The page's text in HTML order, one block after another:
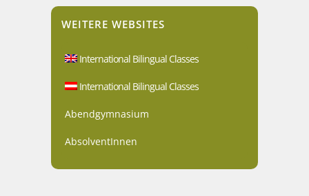
WEITERE WEBSITES
International Bilingual Classes
International Bilingual Classes
Abendgymnasium
AbsolventInnen